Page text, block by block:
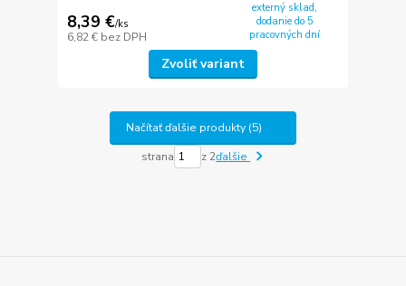
8,39 €/ks
6,82 € bez DPH
externý sklad,
dodanie do 5
pracovných dní
Zvoliť variant
Načítať ďalšie produkty (5)
strana z 2ďalšie